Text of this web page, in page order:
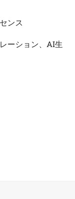
ンス
ーション、AI生